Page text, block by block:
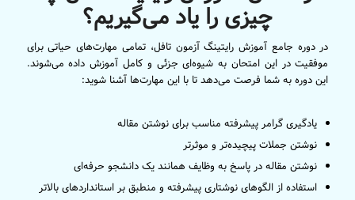
چیزی را یاد می‌گیریم؟
در دوره جامع آموزش رایتینگ آزمون تافل، تمامی مهارت‌های حیاتی برای
موفقیت در این امتحان به شیوه‌ای جزئی و کامل آموزش داده می‌شوند.
این دوره به شما فرصت می‌دهد تا با این مهارت‌ها آشنا شوید:
یادگیری گرامر پیشرفته مناسب برای نوشتن مقاله
نوشتن جملات پیچیده‌تر و موثرتر
نوشتن مقاله در پاسخ به وظایف همانند یک دانشجو حرفه‌ای
استفاده از الگوهای نوشتاری پیشرفته و منطبق بر استانداردهای بالاتر